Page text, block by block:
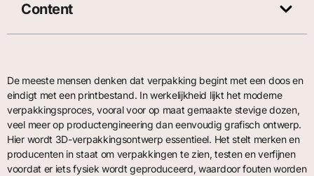
Content
De meeste mensen denken dat verpakking begint met een doos en
eindigt met een printbestand. In werkelijkheid lijkt het moderne
verpakkingsproces, vooral voor op maat gemaakte stevige dozen,
veel meer op productengineering dan eenvoudig grafisch ontwerp.
Hier wordt 3D-verpakkingsontwerp essentieel. Het stelt merken en
producenten in staat om verpakkingen te zien, testen en verfijnen
voordat er iets fysiek wordt geproduceerd, waardoor fouten worden